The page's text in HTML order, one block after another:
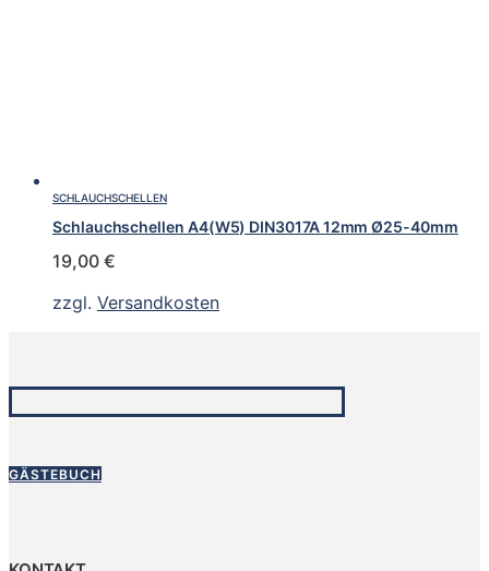
SCHLAUCHSCHELLEN
Schlauchschellen A4(W5) DIN3017A 12mm Ø25-40mm
19,00 €
zzgl. Versandkosten
GÄSTEBUCH